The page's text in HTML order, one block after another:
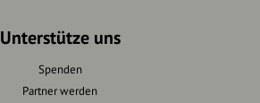
Unterstütze uns
Spenden
Partner werden